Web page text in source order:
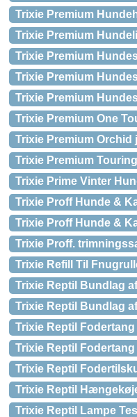
Trixie Premium
Trixie Premium
Trixie Premium
Trixie Premium
Trixie Premium
Trixie Premium One
Trixie Premium Orchid
Trixie Premium
Trixie Prime Vinter
Trixie Proff Hunde &
Trixie Proff Hunde &
Trixie Proff.
Trixie Refill Til
Trixie Reptil Bundlag
Trixie Reptil Bundlag
Trixie Reptil
Trixie Reptil
Trixie Reptil
Trixie Reptil
Trixie Reptil Lampe